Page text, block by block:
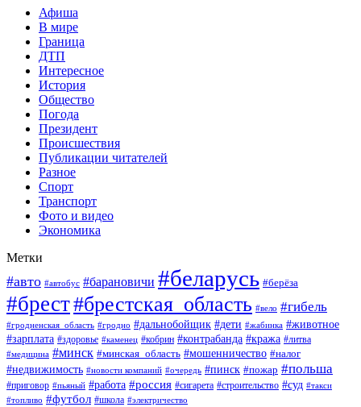
Афиша
В мире
Граница
ДТП
Интересное
История
Общество
Погода
Президент
Происшествия
Публикации читателей
Разное
Спорт
Транспорт
Фото и видео
Экономика
Метки
#авто #автобус #барановичи #беларусь #берёза
#брест#брестская_область #вело #гибель
#гродненская_область #гродно #дальнобойщик #дети #жабинка #животное
#зарплата #здоровье #каменец #кобрин #контрабанда #кража #литва
#медицина #минск #минская_область #мошенничество #налог
#недвижимость #новости компаний #очередь #пинск #пожар #польша
#приговор #пьяный #работа #россия #сигарета #строительство #суд #такси
#топливо #футбол #школа #электричество